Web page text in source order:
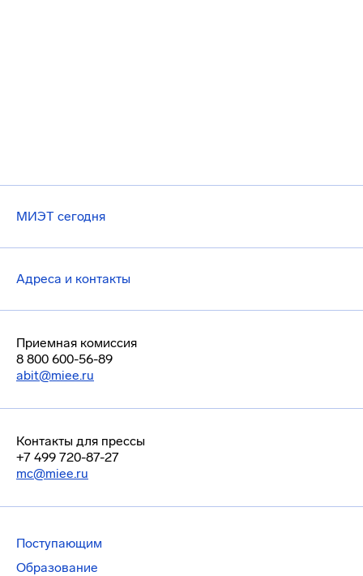
МИЭТ сегодня
Адреса и контакты
Приемная комиссия
8 800 600-56-89
abit@miee.ru
Контакты для прессы
+7 499 720-87-27
mc@miee.ru
Поступающим
Образование